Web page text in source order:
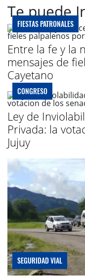
Te puede
FIESTAS PATRONALES
Entre la fe y la
mensajes de
Cayetano
CONGRESO
Ley de
Privada: la
Jujuy
SEGURIDAD VIAL